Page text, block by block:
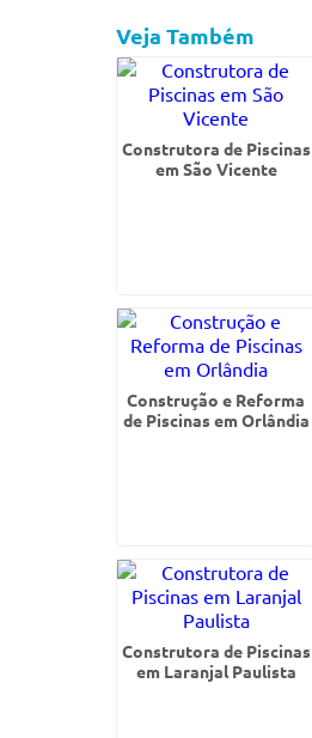
Veja Também
Construtora de Piscinas
em São Vicente
Construção e Reforma
de Piscinas em Orlândia
Construtora de Piscinas
em Laranjal Paulista